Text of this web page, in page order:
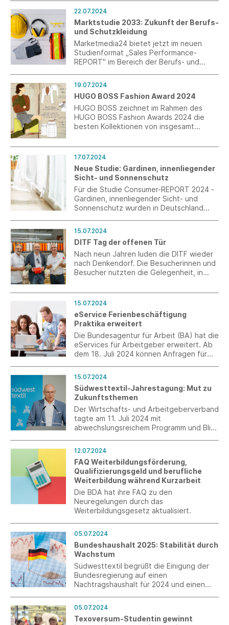
22.07.2024
Marktstudie 2033: Zukunft der Berufs-
und Schutzkleidung
Marketmedia24 bietet jetzt im neuen
Studienformat „Sales Performance-
REPORT" im Bereich der Berufs- und
19.07.2024
HUGO BOSS Fashion Award 2024
HUGO BOSS zeichnet im Rahmen des
HUGO BOSS Fashion Awards 2024 die
besten Kollektionen von insgesamt
Modeschule Stuttgart mit Preisen aus.
17.07.2024
Neue Studie: Gardinen, innenliegender
Sicht- und Sonnenschutz
Für die Studie Consumer-REPORT 2024 -
Gardinen, innenliegender Sicht- und
Sonnenschutz wurden in Deutschland
Jahren Gardinen, Vorhänge, Rollos,
Jalousien oder andere Produkte aus dem
Bereich innenliegender Sicht- und
Sonnenschutz gekauft haben.
15.07.2024
DITF Tag der offenen Tür
Nach neun Jahren luden die DITF wieder
nach Denkendorf. Die Besucherinnen und
Besucher nutzten die Gelegenheit, in
Textilforschungszentrum hinter die
Kulissen zu schauen.
15.07.2024
eService Ferienbeschäftigung
Praktika erweitert
Die Bundesagentur für Arbeit (BA) hat die
eServices für Arbeitgeber erweitert. Ab
dem 18. Juli 2024 können Anfragen für
15.07.2024
Südwesttextil-Jahrestagung: Mut zu
Zukunftsthemen
Der Wirtschafts- und Arbeitgeberverband
tagte am 11. Juli 2024 mit
abwechslungsreichem Programm und Blick
12.07.2024
FAQ Weiterbildungsförderung,
Qualifizierungsgeld und berufliche
Weiterbildung während Kurzarbeit
Die BDA hat ihre FAQ zu den
Neuregelungen durch das
Weiterbildungsgesetz aktualisiert.
05.07.2024
Bundeshaushalt 2025: Stabilität durch
Wachstum
Südwesttextil begrüßt die Einigung der
Bundesregierung auf einen
Nachtragshaushalt für 2024 und einen
05.07.2024
Texoversum-Studentin gewinnt